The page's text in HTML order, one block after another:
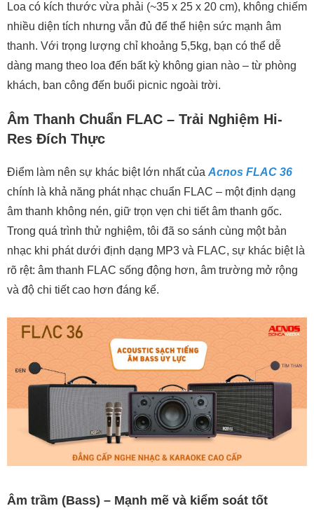
Loa có kích thước vừa phải (~35 x 25 x 20 cm), không chiếm
nhiều diện tích nhưng vẫn đủ để thể hiện sức mạnh âm
thanh. Với trọng lượng chỉ khoảng 5,5kg, bạn có thể dễ
dàng mang theo loa đến bất kỳ không gian nào – từ phòng
khách, ban công đến buổi picnic ngoài trời.
Âm Thanh Chuẩn FLAC – Trải Nghiệm Hi-
Res Đích Thực
Điểm làm nên sự khác biệt lớn nhất của Acnos FLAC 36
chính là khả năng phát nhạc chuẩn FLAC – một định dạng
âm thanh không nén, giữ trọn vẹn chi tiết âm thanh gốc.
Trong quá trình thử nghiệm, tôi đã so sánh cùng một bản
nhạc khi phát dưới định dạng MP3 và FLAC, sự khác biệt là
rõ rệt: âm thanh FLAC sống động hơn, âm trường mở rộng
và độ chi tiết cao hơn đáng kể.
Âm trầm (Bass) – Mạnh mẽ và kiểm soát tốt